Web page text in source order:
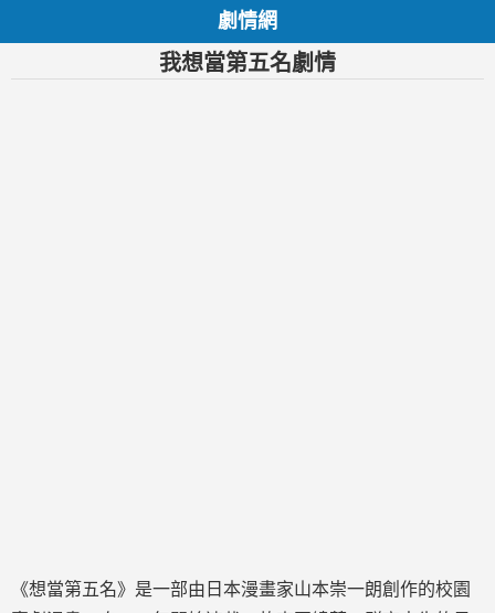
劇情網
我想當第五名劇情
《想當第五名》是一部由日本漫畫家山本崇一朗創作的校園